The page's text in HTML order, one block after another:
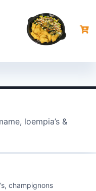
loempia’s &
champignons